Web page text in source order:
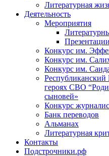
Литературная
Деятельность
Мероприятия
Конкурс им.
Конкурс им.
Конкурс им.
героях СВО
сыновей»
Конкурс
Банк переводов
Альманах
Литературная
Контакты
Подстрочники.рф